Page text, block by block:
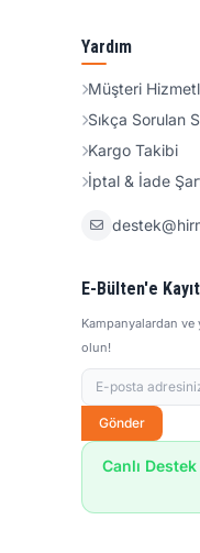
Yardım
Müşteri
Sıkça Sorulan
Kargo Takibi
İptal & İade
E-Bülten'e
Kampanyalardan
olun!
Gönder
Canlı